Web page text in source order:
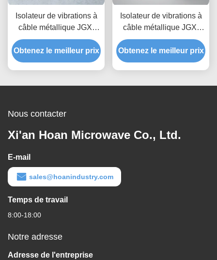
Isolateur de vibrations à
câble métallique JGX-
2228D-860B, prototypage
rapide, assemblage
rapide, support antichoc
Obtenez le meilleur prix
Isolateur de vibrations à
câble métallique JGX-
1598D-515B offrant une
capacité de charge
évolutive et une isolation
Obtenez le meilleur prix
Nous contacter
Xi'an Hoan Microwave Co., Ltd.
E-mail
sales@hoanindustry.com
Temps de travail
8:00-18:00
Notre adresse
Adresse de l'entreprise